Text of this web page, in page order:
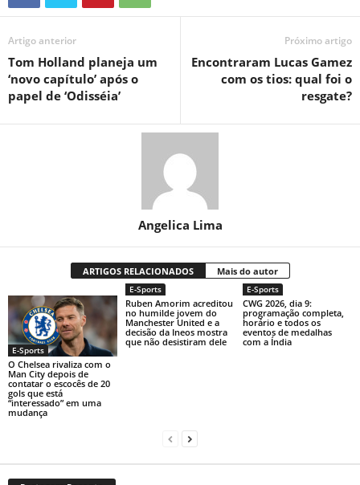
Artigo anterior
Tom Holland planeja um
‘novo capítulo’ após o
papel de ‘Odisséia’
Próximo artigo
Encontraram Lucas Gamez
com os tios: qual foi o
resgate?
Angelica Lima
ARTIGOS RELACIONADOS Mais do autor
E-Sports
O Chelsea rivaliza com o
Man City depois de
contatar o escocês de 20
gols que está
“interessado” em uma
mudança
E-Sports
Ruben Amorim acreditou
no humilde jovem do
Manchester United e a
decisão da Ineos mostra
que não desistiram dele
E-Sports
CWG 2026, dia 9:
programação completa,
horário e todos os
eventos de medalhas
com a Índia